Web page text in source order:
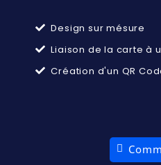
Design sur mésure
Liaison de la carte à
Création d'un QR